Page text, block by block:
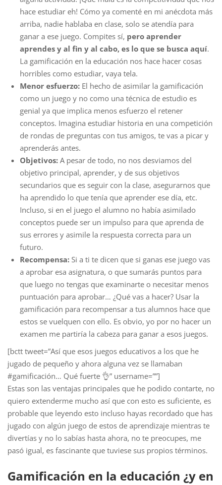
hace estudiar eh! Cómo ya comenté en mi anécdota más
arriba, nadie hablaba en clase, solo se atendía para
ganar a ese juego. Compites sí, pero aprender
aprendes y al fin y al cabo, es lo que se busca aquí.
La gamificación en la educación nos hace hacer cosas
horribles como estudiar, vaya tela.
Menor esfuerzo: El hecho de asimilar la gamificación
como un juego y no como una técnica de estudio es
genial ya que implica menos esfuerzo el retener
conceptos. Imagina estudiar historia en una competición
de rondas de preguntas con tus amigos, te vas a picar y
aprenderás antes.
Objetivos: A pesar de todo, no nos desviamos del
objetivo principal, aprender, y de sus objetivos
secundarios que es seguir con la clase, asegurarnos que
ha aprendido lo que tenía que aprender ese día, etc.
Incluso, si en el juego el alumno no había asimilado
conceptos puede ser un impulso para que aprenda de
sus errores y asimile la respuesta correcta para un
futuro.
Recompensa: Si a ti te dicen que si ganas ese juego vas
a aprobar esa asignatura, o que sumarás puntos para
que luego no tengas que examinarte o necesitar menos
puntuación para aprobar… ¿Qué vas a hacer? Usar la
gamificación para recompensar a tus alumnos hace que
estos se vuelquen con ello. Es obvio, yo por no hacer un
examen me partiría la cabeza para ganar a esos juegos.
[bctt tweet=”Así que esos juegos educativos a los que he
jugado de pequeño y ahora alguna vez se llamaban
#gamificación… Qué fuerte 👌” username=””]
Estas son las ventajas principales que he podido contarte, no
quiero extenderme mucho así que con esto es suficiente, es
probable que leyendo esto incluso hayas recordado que has
jugado con algún juego de estos de aprendizaje mientras te
divertías y no lo sabías hasta ahora, no te preocupes, me
pasó igual, es fascinante que tuviese sus propios términos.
Gamificación en la educación ¿y en